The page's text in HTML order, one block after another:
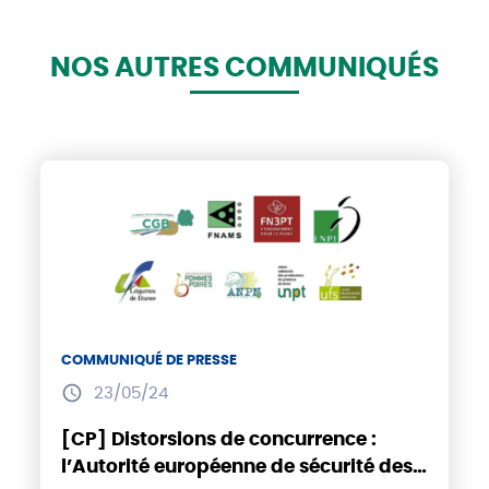
NOS AUTRES COMMUNIQUÉS
COMMUNIQUÉ DE PRESSE
23/05/24
[CP] Distorsions de concurrence :
l’Autorité européenne de sécurité des